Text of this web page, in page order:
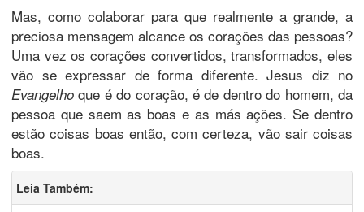
Mas, como colaborar para que realmente a grande, a
preciosa mensagem alcance os corações das pessoas?
Uma vez os corações convertidos, transformados, eles
vão se expressar de forma diferente. Jesus diz no
Evangelho que é do coração, é de dentro do homem, da
pessoa que saem as boas e as más ações. Se dentro
estão coisas boas então, com certeza, vão sair coisas
boas.
Leia Também: